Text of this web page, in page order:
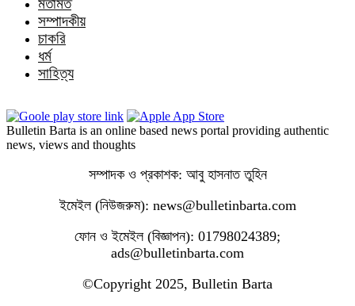
মতামত
সম্পাদকীয়
চাকরি
ধর্ম
সাহিত্য
Bulletin Barta is an online based news portal providing authentic
news, views and thoughts
সম্পাদক ও প্রকাশক: আবু হাসনাত তুহিন
ইমেইল (নিউজরুম): news@bulletinbarta.com
ফোন ও ইমেইল (বিজ্ঞাপন): 01798024389;
ads@bulletinbarta.com
©️Copyright 2025, Bulletin Barta